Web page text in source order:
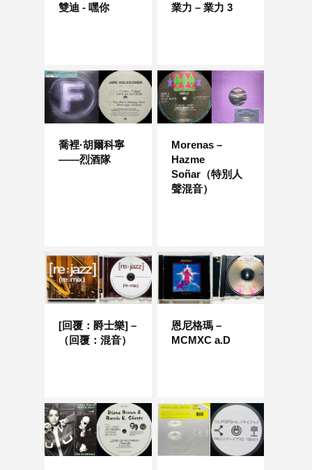
雙迪 - 嘿你 業力 – 業力 3
喬裡·胡爾科寧
——烈酒隊
Morenas –
Hazme
Soñar（特別人
聲混音）
[回覆：爵士樂] –
（回覆：混音）
恩尼格瑪 –
MCMXC a.D